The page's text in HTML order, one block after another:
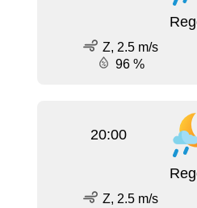
Z, 2.5 m/s
96 %
20:00
Z, 2.5 m/s